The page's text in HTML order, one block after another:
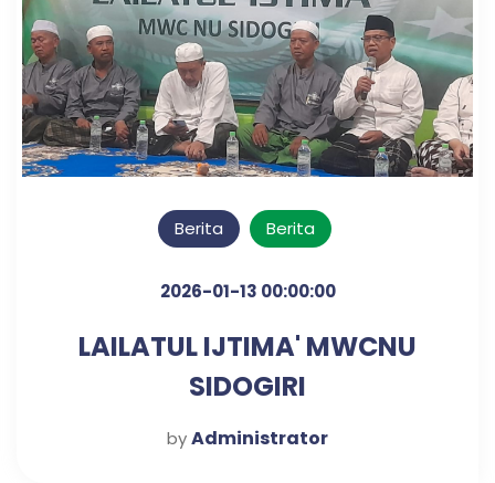
Berita Berita
2026-01-13 00:00:00
LAILATUL IJTIMA' MWCNU
SIDOGIRI
byAdministrator